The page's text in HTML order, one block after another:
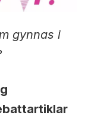
gynnas i